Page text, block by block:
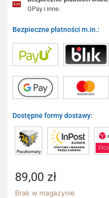
GPay i inne.
Bezpieczne płatności m.in.:
Dostępne formy dostawy:
89,00 zł
Brak w magazynie